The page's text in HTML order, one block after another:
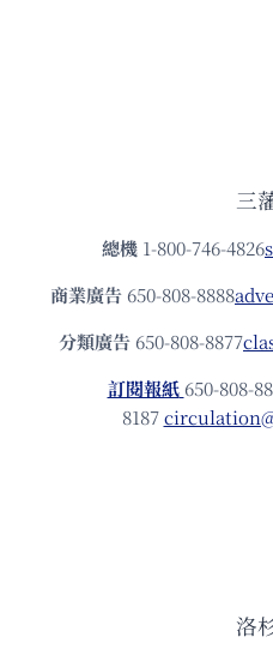
三
總機 1-800-746-4826
商業廣告 650-808-8888
分類廣告 650-808-8877
訂閱報紙 650-808-
8187
洛